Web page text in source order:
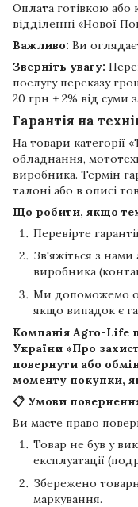
Оплата готівкою або
відділенні «Нової
Важливо: Ви
Зверніть увагу:
послугу переказу
20 грн + 2% від суми
Гарантія на
На товари категорії
обладнання,
виробника. Термін
талоні або в описі
Що робити, якщо
Перевірте
Зв'яжіться з
виробника
Ми допоможемо
якщо випадок є
Компанія Agro-Life
України «Про
повернути або
моменту покупки,
📋 Умови
Ви маєте право
Товар не був у
експлуатації
Збережено
маркування.